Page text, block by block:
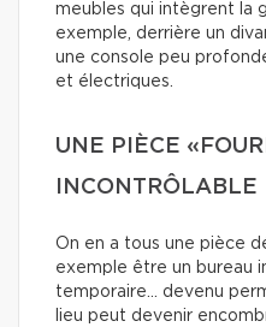
meubles qui intègrent la
exemple, derrière un
une console peu
et électriques.
UNE PIÈCE
INCONTRÔLABLE
On en a tous une pièce
exemple être un bureau
temporaire… devenu
lieu peut devenir